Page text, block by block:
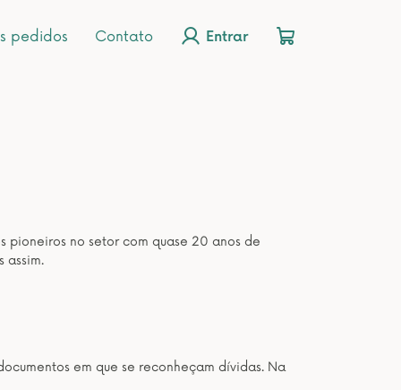
pedidos Contato Entrar
pioneiros no setor com quase 20 anos de
assim.
em que se reconheçam dívidas. Na